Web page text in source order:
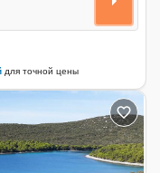
для точной цены